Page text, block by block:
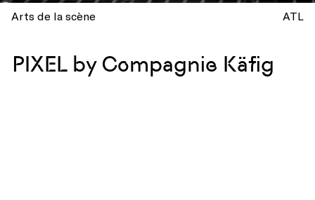
Arts de la scène ATL
PIXEL by Compagnie Käfig